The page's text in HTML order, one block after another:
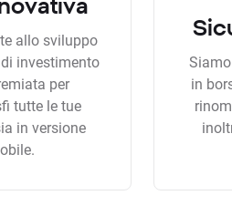
allo sviluppo
investimento
per
tutte le tue
in versione
in